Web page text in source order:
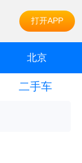
打开APP
北京
二手车